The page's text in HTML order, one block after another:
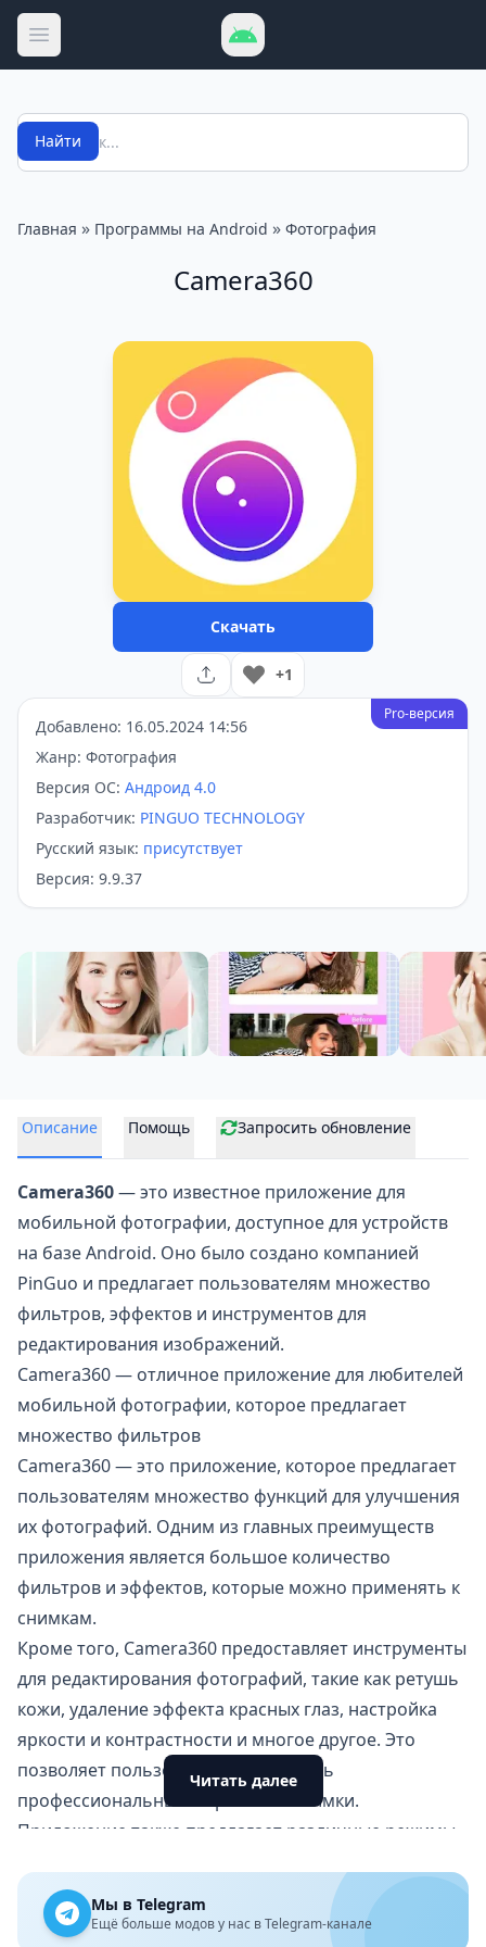
Открыть меню
Поиск
Найти
Главная » Программы на Android » Фотография
Camera360
Скачать
+1
Pro-версия
Добавлено: 16.05.2024 14:56
Жанр: Фотография
Версия ОС: Андроид 4.0
Разработчик: PINGUO TECHNOLOGY
Русский язык: присутствует
Версия: 9.9.37
Описание Помощь Запросить обновление
Camera360— это известное приложение для
мобильной фотографии, доступное для устройств
на базе Android. Оно было создано компанией
PinGuo и предлагает пользователям множество
фильтров, эффектов и инструментов для
редактирования изображений.
Camera360 — отличное приложение для любителей
мобильной фотографии, которое предлагает
множество фильтров
Camera360 — это приложение, которое предлагает
пользователям множество функций для улучшения
их фотографий. Одним из главных преимуществ
приложения является большое количество
фильтров и эффектов, которые можно применять к
снимкам.
Кроме того, Camera360 предоставляет инструменты
для редактирования фотографий, такие как ретушь
кожи, удаление эффекта красных глаз, настройка
яркости и контрастности и многое другое. Это
позволяет пользователям создавать
профессиональные и красивые снимки.
Приложение также предлагает различные режимы
другие. Это даёт возможность делать уникальные и
интересные фотографии в разных условиях
Читать далее
Мы в Telegram
Ещё больше модов у нас в Telegram-канале